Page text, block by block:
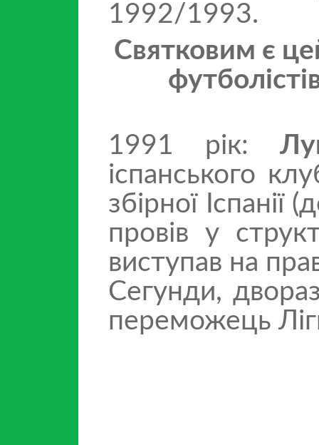
1992/1993.
Святковим є
1991 рік:
іспанського
збірної
провів у
виступав на
Сегунди,
переможець